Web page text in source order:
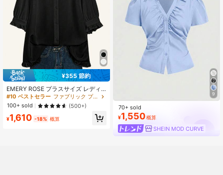
¥355 節約
EMERY ROSE プラスサイズ レディ
ース 無地 長袖 ルーズ カジュアルブ
ラウス、春秋 レディースシャツ
#10 ベストセラー
ファブリック プラスサイズのブラウス
100+ sold
(500+)
¥1,610 -18% 概算
9
70+ sold
¥1,550 概算
SHEIN MOD CURVE